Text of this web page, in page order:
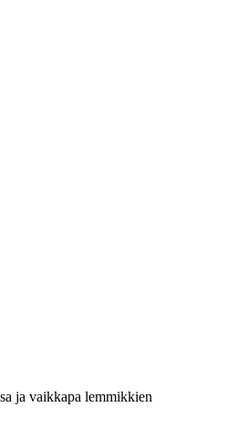
ja vaikkapa lemmikkien